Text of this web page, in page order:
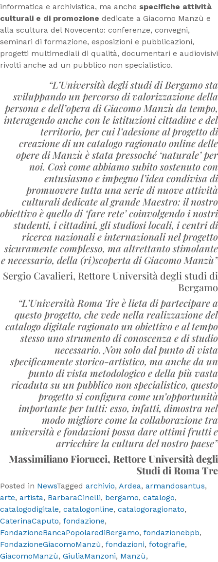
informatica e archivistica, ma anche specifiche attività
culturali e di promozione dedicate a Giacomo Manzù e
alla scultura del Novecento: conferenze, convegni,
seminari di formazione, esposizioni e pubblicazioni,
progetti multimediali di qualità, documentari e audiovisivi
rivolti anche ad un pubblico non specialistico.
“L’Università degli studi di Bergamo sta
sviluppando un percorso di valorizzazione della
persona e dell’opera di Giacomo Manzù da tempo,
interagendo anche con le istituzioni cittadine e del
territorio, per cui l’adesione al progetto di
creazione di un catalogo ragionato online delle
opere di Manzù è stata pressoché ‘naturale’ per
noi. Così come abbiamo subito sostenuto con
entusiasmo e impegno l’idea condivisa di
promuovere tutta una serie di nuove attività
culturali dedicate al grande Maestro: il nostro
obiettivo è quello di ‘fare rete’ coinvolgendo i nostri
studenti, i cittadini, gli studiosi locali, i centri di
ricerca nazionali e internazionali nel progetto
sicuramente complesso, ma altrettanto stimolante
e necessario, della (ri)scoperta di Giacomo Manzù”
Sergio Cavalieri, Rettore Università degli studi di
Bergamo
“L’Università Roma Tre è lieta di partecipare a
questo progetto, che vede nella realizzazione del
catalogo digitale ragionato un obiettivo e al tempo
stesso uno strumento di conoscenza e di studio
necessario. Non solo dal punto di vista
specificamente storico-artistico, ma anche da un
punto di vista metodologico e della più vasta
ricaduta su un pubblico non specialistico, questo
progetto si configura come un’opportunità
importante per tutti: esso, infatti, dimostra nel
modo migliore come la collaborazione tra
università e fondazioni possa dare ottimi frutti e
arricchire la cultura del nostro paese”
Massimiliano Fiorucci, Rettore Università degli
Studi di Roma Tre
Posted in NewsTagged archivio, Ardea, armandosantus,
arte, artista, BarbaraCinelli, bergamo, catalogo,
catalogodigitale, catalogonline, catalogoragionato,
CaterinaCaputo, fondazione,
FondazioneBancaPopolarediBergamo, fondazionebpb,
FondazioneGiacomoManzù, fondazioni, fotografie,
GiacomoManzù, GiuliaManzoni, Manzù,